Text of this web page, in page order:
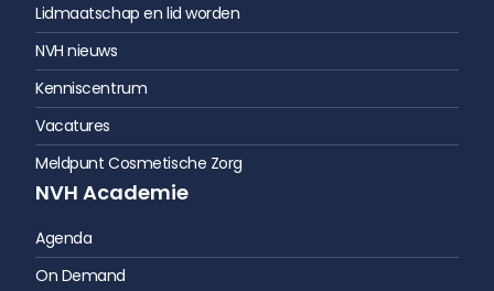
Lidmaatschap en lid worden
NVH nieuws
Kenniscentrum
Vacatures
Meldpunt Cosmetische Zorg
NVH Academie
Agenda
On Demand